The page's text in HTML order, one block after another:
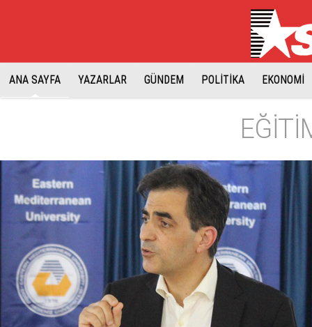
ANA SAYFA YAZARLAR GÜNDEM POLİTİKA EKONOMİ